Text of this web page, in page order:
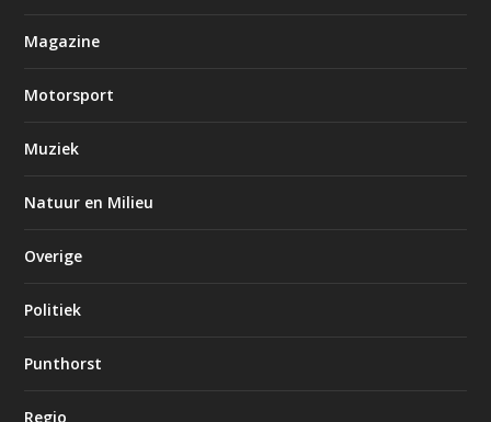
Magazine
Motorsport
Muziek
Natuur en Milieu
Overige
Politiek
Punthorst
Regio